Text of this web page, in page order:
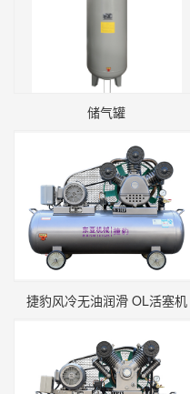
储气罐
捷豹风冷无油润滑 OL活塞机